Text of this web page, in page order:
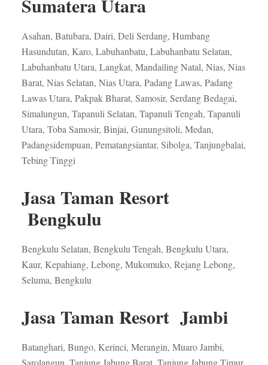
Asahan, Batubara, Dairi, Deli Serdang, Humbang
Hasundutan, Karo, Labuhanbatu, Labuhanbatu Selatan,
Labuhanbatu Utara, Langkat, Mandailing Natal, Nias, Nias
Barat, Nias Selatan, Nias Utara, Padang Lawas, Padang
Lawas Utara, Pakpak Bharat, Samosir, Serdang Bedagai,
Simalungun, Tapanuli Selatan, Tapanuli Tengah, Tapanuli
Utara, Toba Samosir, Binjai, Gunungsitoli, Medan,
Padangsidempuan, Pematangsiantar, Sibolga, Tanjungbalai,
Tebing Tinggi
Jasa Taman Resort
Bengkulu
Bengkulu Selatan, Bengkulu Tengah, Bengkulu Utara,
Kaur, Kepahiang, Lebong, Mukomuko, Rejang Lebong,
Seluma, Bengkulu
Jasa Taman Resort Jambi
Batanghari, Bungo, Kerinci, Merangin, Muaro Jambi,
Sarolangun, Tanjung Jabung Barat, Tanjung Jabung Timur,